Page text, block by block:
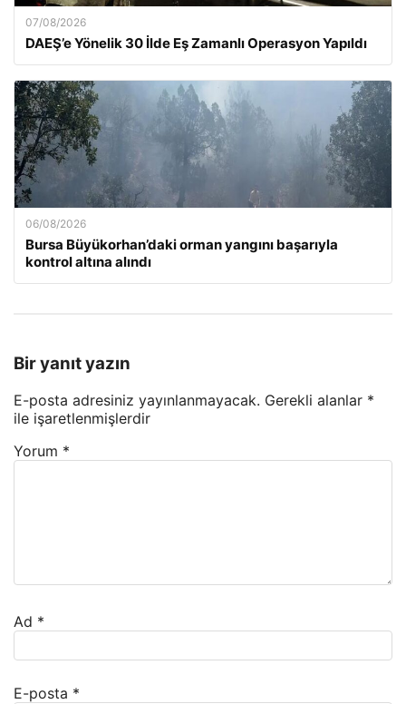
07/08/2026
DAEŞ’e Yönelik 30 İlde Eş Zamanlı Operasyon Yapıldı
06/08/2026
Bursa Büyükorhan’daki orman yangını başarıyla
kontrol altına alındı
Bir yanıt yazın
E-posta adresiniz yayınlanmayacak. Gerekli alanlar *
ile işaretlenmişlerdir
Yorum *
Ad *
E-posta *